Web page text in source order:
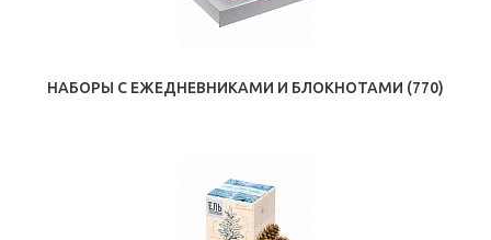
НАБОРЫ С ЕЖЕДНЕВНИКАМИ И БЛОКНОТАМИ (770)